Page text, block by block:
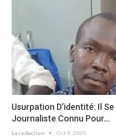
Usurpation D’identité: Il
Journaliste Connu Pour…
La redaction Oct 9, 2020